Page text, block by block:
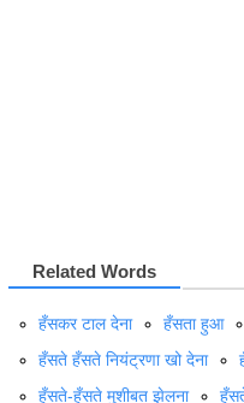
Related Words
हँसकर टाल देना हँसता हुआ
हँसते हँसते नियंट्रणा खो देना
हँसते-हँसते मुशीबत झेलना